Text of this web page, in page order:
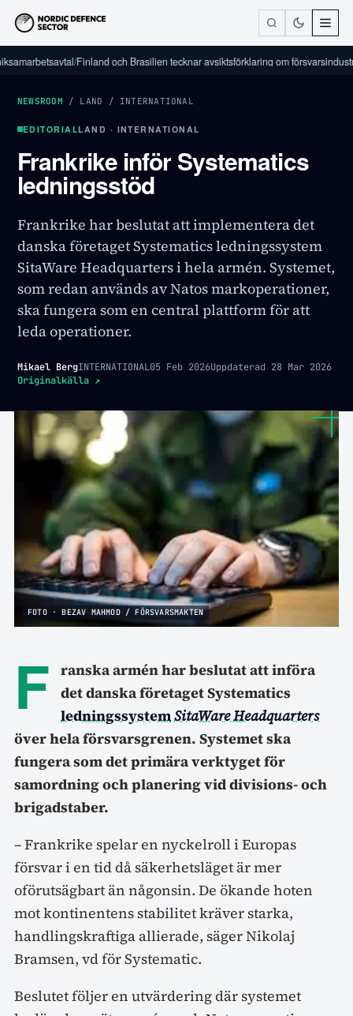
/Finland och Brasilien tecknar avsiktsförklaring om försvarsindustriellt
NEWSROOM / LAND / INTERNATIONAL
EDITORIALLAND · INTERNATIONAL
Frankrike inför Systematics
ledningsstöd
Frankrike har beslutat att implementera det
danska företaget Systematics ledningssystem
SitaWare Headquarters i hela armén. Systemet,
som redan används av Natos markoperationer,
ska fungera som en central plattform för att
leda operationer.
Mikael BergINTERNATIONAL05 Feb 2026Uppdaterad 28 Mar 2026
Originalkälla ↗
FOTO · BEZAV MAHMOD / FÖRSVARSMAKTEN
F ranska armén har beslutat att införa
det danska företaget Systematics
ledningssystemSitaWare Headquarters
över hela försvarsgrenen. Systemet ska
fungera som det primära verktyget för
samordning och planering vid divisions- och
brigadstaber.
– Frankrike spelar en nyckelroll i Europas
försvar i en tid då säkerhetsläget är mer
oförutsägbart än någonsin. De ökande hoten
mot kontinentens stabilitet kräver starka,
handlingskraftiga allierade, säger Nikolaj
Bramsen, vd för Systematic.
Beslutet följer en utvärdering där systemet